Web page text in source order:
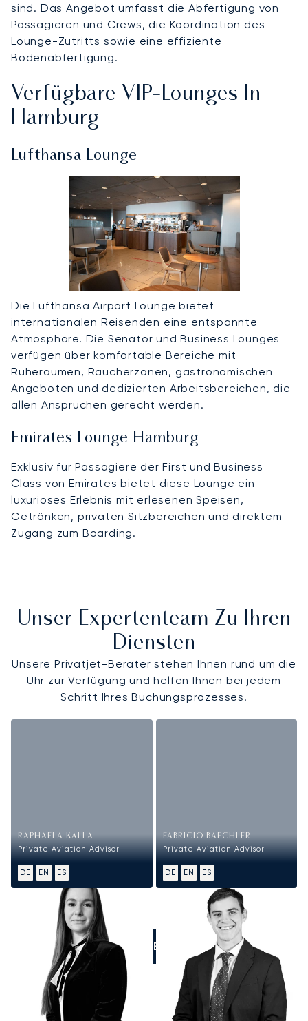
sind. Das Angebot umfasst die Abfertigung von
Passagieren und Crews, die Koordination des
Lounge-Zutritts sowie eine effiziente
Bodenabfertigung.
Verfügbare VIP-Lounges In
Hamburg
Lufthansa Lounge
Die Lufthansa Airport Lounge bietet
internationalen Reisenden eine entspannte
Atmosphäre. Die Senator und Business Lounges
verfügen über komfortable Bereiche mit
Ruheräumen, Raucherzonen, gastronomischen
Angeboten und dedizierten Arbeitsbereichen, die
allen Ansprüchen gerecht werden.
Emirates Lounge Hamburg
Exklusiv für Passagiere der First und Business
Class von Emirates bietet diese Lounge ein
luxuriöses Erlebnis mit erlesenen Speisen,
Getränken, privaten Sitzbereichen und direktem
Zugang zum Boarding.
Unser Expertenteam Zu Ihren
Diensten
Unsere Privatjet-Berater stehen Ihnen rund um die
Uhr zur Verfügung und helfen Ihnen bei jedem
Schritt Ihres Buchungsprozesses.
RAPHAELA KALLA
Private Aviation Advisor
DE EN ES
FABRICIO BAECHLER
Private Aviation Advisor
DE EN ES
RUFEN SIE UNS AN